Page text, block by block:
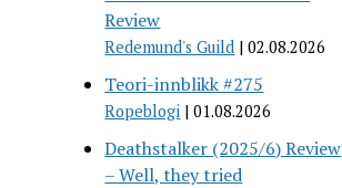
Review
Redemund's Guild 02.08.2026
Teori-innblikk #275
Ropeblogi 01.08.2026
Deathstalker (2025/6) Review
– Well, they tried